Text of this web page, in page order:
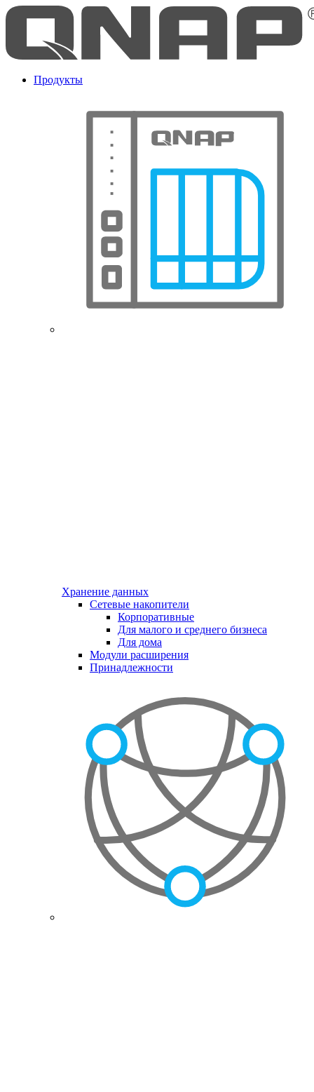
Продукты
Хранение данных
Сетевые накопители
Корпоративные
Для малого и среднего бизнеса
Для дома
Модули расширения
Принадлежности